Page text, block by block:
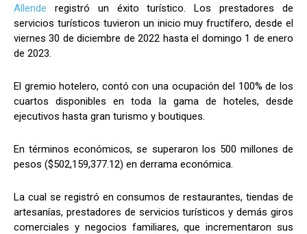
Allende registró un éxito turístico. Los prestadores de
servicios turísticos tuvieron un inicio muy fructífero, desde el
viernes 30 de diciembre de 2022 hasta el domingo 1 de enero
de 2023.
El gremio hotelero, contó con una ocupación del 100% de los
cuartos disponibles en toda la gama de hoteles, desde
ejecutivos hasta gran turismo y boutiques.
En términos económicos, se superaron los 500 millones de
pesos ($502,159,377.12) en derrama económica.
La cual se registró en consumos de restaurantes, tiendas de
artesanías, prestadores de servicios turísticos y demás giros
comerciales y negocios familiares, que incrementaron sus